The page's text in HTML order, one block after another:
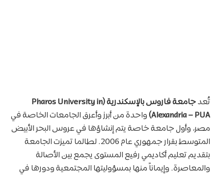
تُعد
جامعة فاروس بالإسكندرية (Pharos University in
Alexandria – PUA) واحدة من أبرز وأعرق الجامعات الخاصة في
مصر، وأول جامعة خاصة يتم إنشاؤها في عروس البحر الأبيض
المتوسط بقرار جمهوري عام 2006. لطالما تميزت الجامعة
بتقديم تعليم أكاديمي رفيع المستوى يجمع بين الأصالة
والمعاصرة. وإيماناً منها بمسؤوليتها المجتمعية ودورها في